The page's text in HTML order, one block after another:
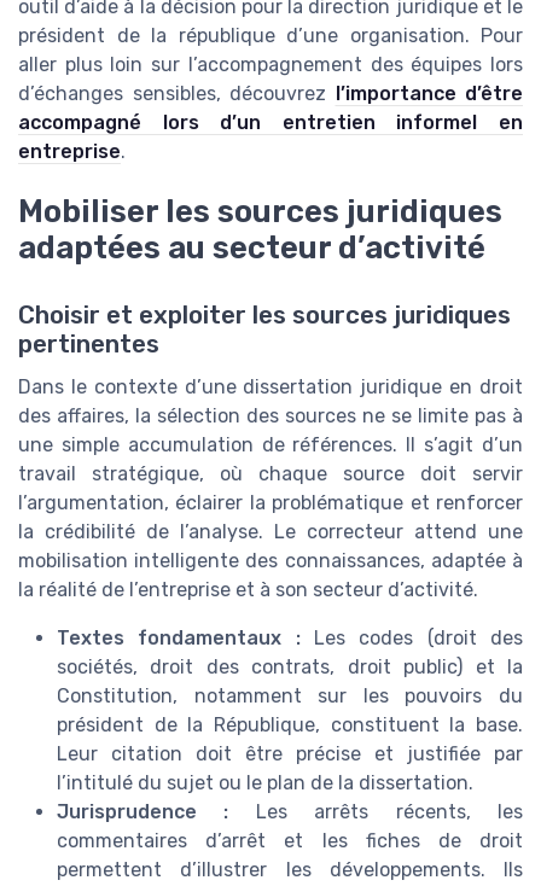
outil d’aide à la décision pour la direction juridique et le
président de la république d’une organisation. Pour
aller plus loin sur l’accompagnement des équipes lors
d’échanges sensibles, découvrez l’importance d’être
accompagné lors d’un entretien informel en
entreprise.
Mobiliser les sources juridiques
adaptées au secteur d’activité
Choisir et exploiter les sources juridiques
pertinentes
Dans le contexte d’une dissertation juridique en droit
des affaires, la sélection des sources ne se limite pas à
une simple accumulation de références. Il s’agit d’un
travail stratégique, où chaque source doit servir
l’argumentation, éclairer la problématique et renforcer
la crédibilité de l’analyse. Le correcteur attend une
mobilisation intelligente des connaissances, adaptée à
la réalité de l’entreprise et à son secteur d’activité.
Textes fondamentaux :Les codes (droit des
sociétés, droit des contrats, droit public) et la
Constitution, notamment sur les pouvoirs du
président de la République, constituent la base.
Leur citation doit être précise et justifiée par
l’intitulé du sujet ou le plan de la dissertation.
Jurisprudence : Les arrêts récents, les
commentaires d’arrêt et les fiches de droit
permettent d’illustrer les développements. Ils